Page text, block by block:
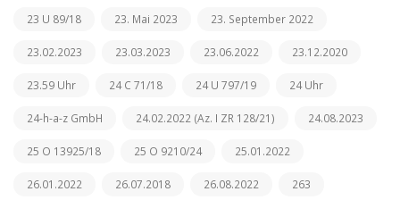
23 U 89/18 23. Mai 2023 23. September 2022
23.02.2023 23.03.2023 23.06.2022 23.12.2020
23.59 Uhr 24 C 71/18 24 U 797/19 24 Uhr
24-h-a-z GmbH 24.02.2022 (Az. I ZR 128/21) 24.08.2023
25 O 13925/18 25 O 9210/24 25.01.2022
26.01.2022 26.07.2018 26.08.2022 263